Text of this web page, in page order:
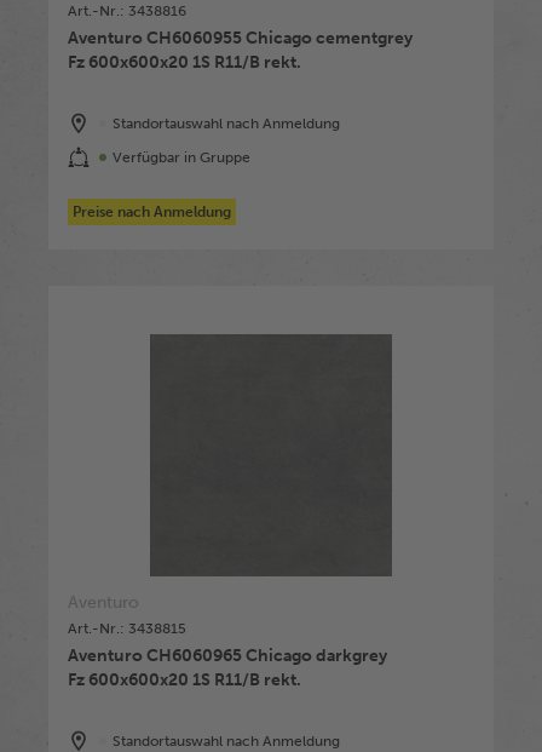
Art.-Nr.: 3438816
Aventuro CH6060955 Chicago cementgrey
Fz 600x600x20 1S R11/B rekt.
Standortauswahl nach Anmeldung
Verfügbar in Gruppe
Preise nach Anmeldung
Aventuro
Art.-Nr.: 3438815
Aventuro CH6060965 Chicago darkgrey
Fz 600x600x20 1S R11/B rekt.
Standortauswahl nach Anmeldung